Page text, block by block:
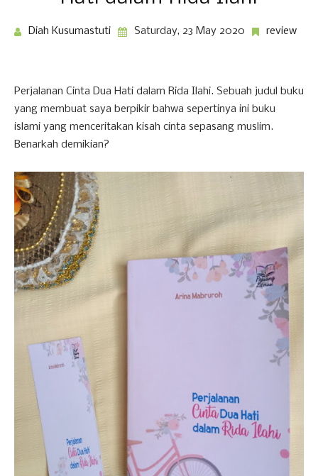
Diah Kusumastuti Saturday, 23 May 2020 review
Perjalanan Cinta Dua Hati dalam Rida Ilahi. Sebuah judul buku
yang membuat saya berpikir bahwa sepertinya ini buku
islami yang menceritakan kisah cinta sepasang muslim.
Benarkah demikian?